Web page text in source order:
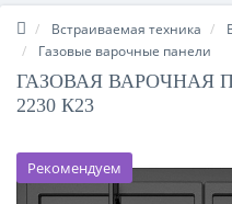
Встраиваемая техника
Газовые варочные панели
ГАЗОВАЯ ВАРОЧНАЯ
2230 К23
Рекомендуем